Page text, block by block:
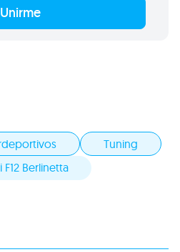
Unirme
Tuning
F12 Berlinetta